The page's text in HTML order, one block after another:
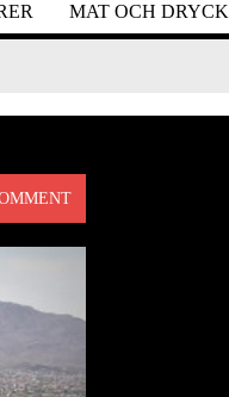
MAT OCH DRYCK